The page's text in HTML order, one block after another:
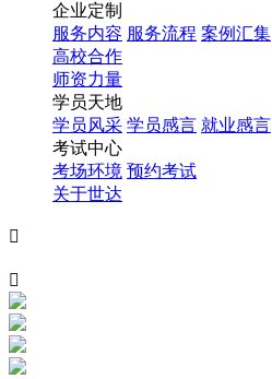
企业定制
服务内容 服务流程 案例汇集
高校合作
师资力量
学员天地
学员风采 学员感言 就业感言
考试中心
考场环境 预约考试
关于世达

